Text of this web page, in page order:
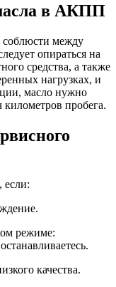
в АКПП
соблюсти между
опираться на
средства, а также
нагрузках, и
масло нужно
километров пробега.
если:
режиме:
качества.